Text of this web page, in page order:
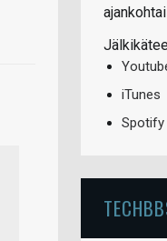
iTunes
Spotify